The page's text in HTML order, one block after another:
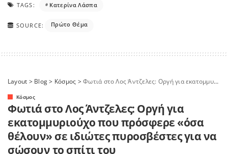
TAGS: Κατερίνα Λάσπα
SOURCE: Πρώτο Θέμα
Layout > Blog> Κόσμος >Φωτιά στο Λος Άντζελες: Οργή για εκατομμυριούχο που πρόσφερε «όσα θέλουν» σε ιδιώτες πυροσβέστες για να σώσουν το σπίτι του
Κόσμος
Φωτιά στο Λος Άντζελες: Οργή για
εκατομμυριούχο που πρόσφερε «όσα
θέλουν» σε ιδιώτες πυροσβέστες για να
σώσουν το σπίτι του